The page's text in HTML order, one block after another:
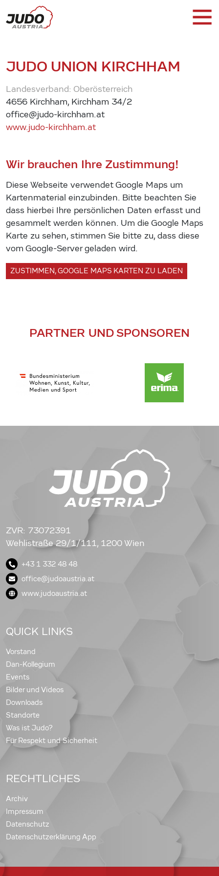
JUDO UNION KIRCHHAM
Landesverband: Oberösterreich
4656 Kirchham, Kirchham 34/2
office@judo-kirchham.at
www.judo-kirchham.at
Wir brauchen Ihre Zustimmung!
Diese Webseite verwendet Google Maps um
Kartenmaterial einzubinden. Bitte beachten Sie
dass hierbei Ihre persönlichen Daten erfasst und
gesammelt werden können. Um die Google Maps
Karte zu sehen, stimmen Sie bitte zu, dass diese
vom Google-Server geladen wird.
ZUSTIMMEN, GOOGLE MAPS KARTEN ZU LADEN
PARTNER UND SPONSOREN
ZVR: 73072391
Wehlistraße 29/1/111, 1200 Wien
+43 1 332 48 48
office@judoaustria.at
www.judoaustria.at
QUICK LINKS
Vorstand
Dan-Kollegium
Events
Bilder und Videos
Downloads
Standorte
Was ist Judo?
Für Respekt und Sicherheit
RECHTLICHES
Archiv
Impressum
Datenschutz
Datenschutzerklärung App